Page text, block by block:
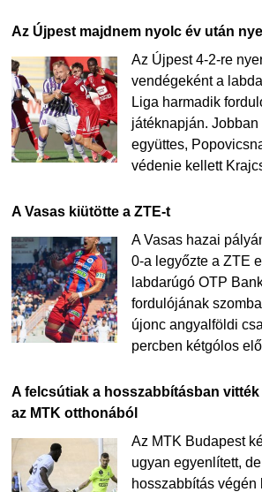
Az Újpest majdnem nyolc év után
Az Újpest 4-2-re
vendégeként a
Liga harmadik
játéknapján.
együttes,
védenie kellett
A Vasas kiütötte a ZTE-t
A Vasas hazai
0-a legyőzte a ZTE
labdarúgó OTP
fordulójának
újonc angyalföldi
percben kétgólos
A felcsútiak a hosszabbításban
az MTK otthonából
Az MTK Budapest
ugyan egyenlített,
hosszabbítás végén